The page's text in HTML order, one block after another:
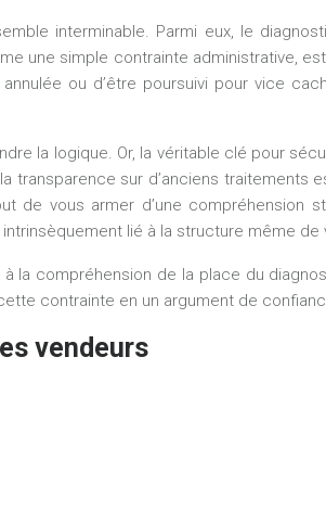
interminable. Parmi eux, le
une simple contrainte administrative,
ou d’être poursuivi pour vice
la logique. Or, la véritable clé pour
sur d’anciens traitements
vous armer d’une compréhension
lié à la structure même
compréhension de la place du
contrainte en un argument de
vendeurs